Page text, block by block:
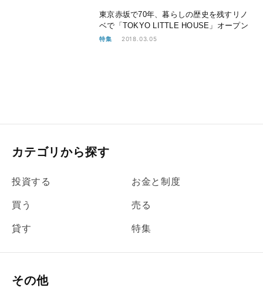
東京赤坂で70年、暮らしの歴史を残すリノ
ベで「TOKYO LITTLE HOUSE」オープン
特集 2018.03.05
カテゴリから探す
投資する お金と制度
買う 売る
貸す 特集
その他